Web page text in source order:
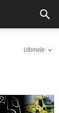
Ultimele